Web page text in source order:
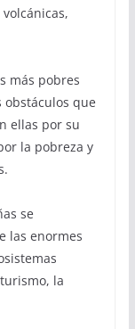
más pobres
obstáculos que
ellas por su
la pobreza y
se
las enormes
la